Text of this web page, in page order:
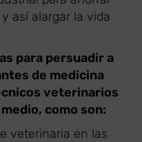
así alargar la vida
para persuadir a
de medicina
veterinarios
como son:
veterinaria en las